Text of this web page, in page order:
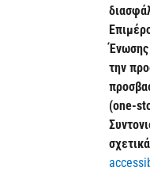
Ένωσης
την
(one-